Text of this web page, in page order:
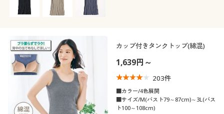
カップ付きタンクトップ(綿混)
1,639円～
203件
■カラー/4色展開
■サイズ/M(バスト79～87cm)～3L(バス
ト100～108cm)